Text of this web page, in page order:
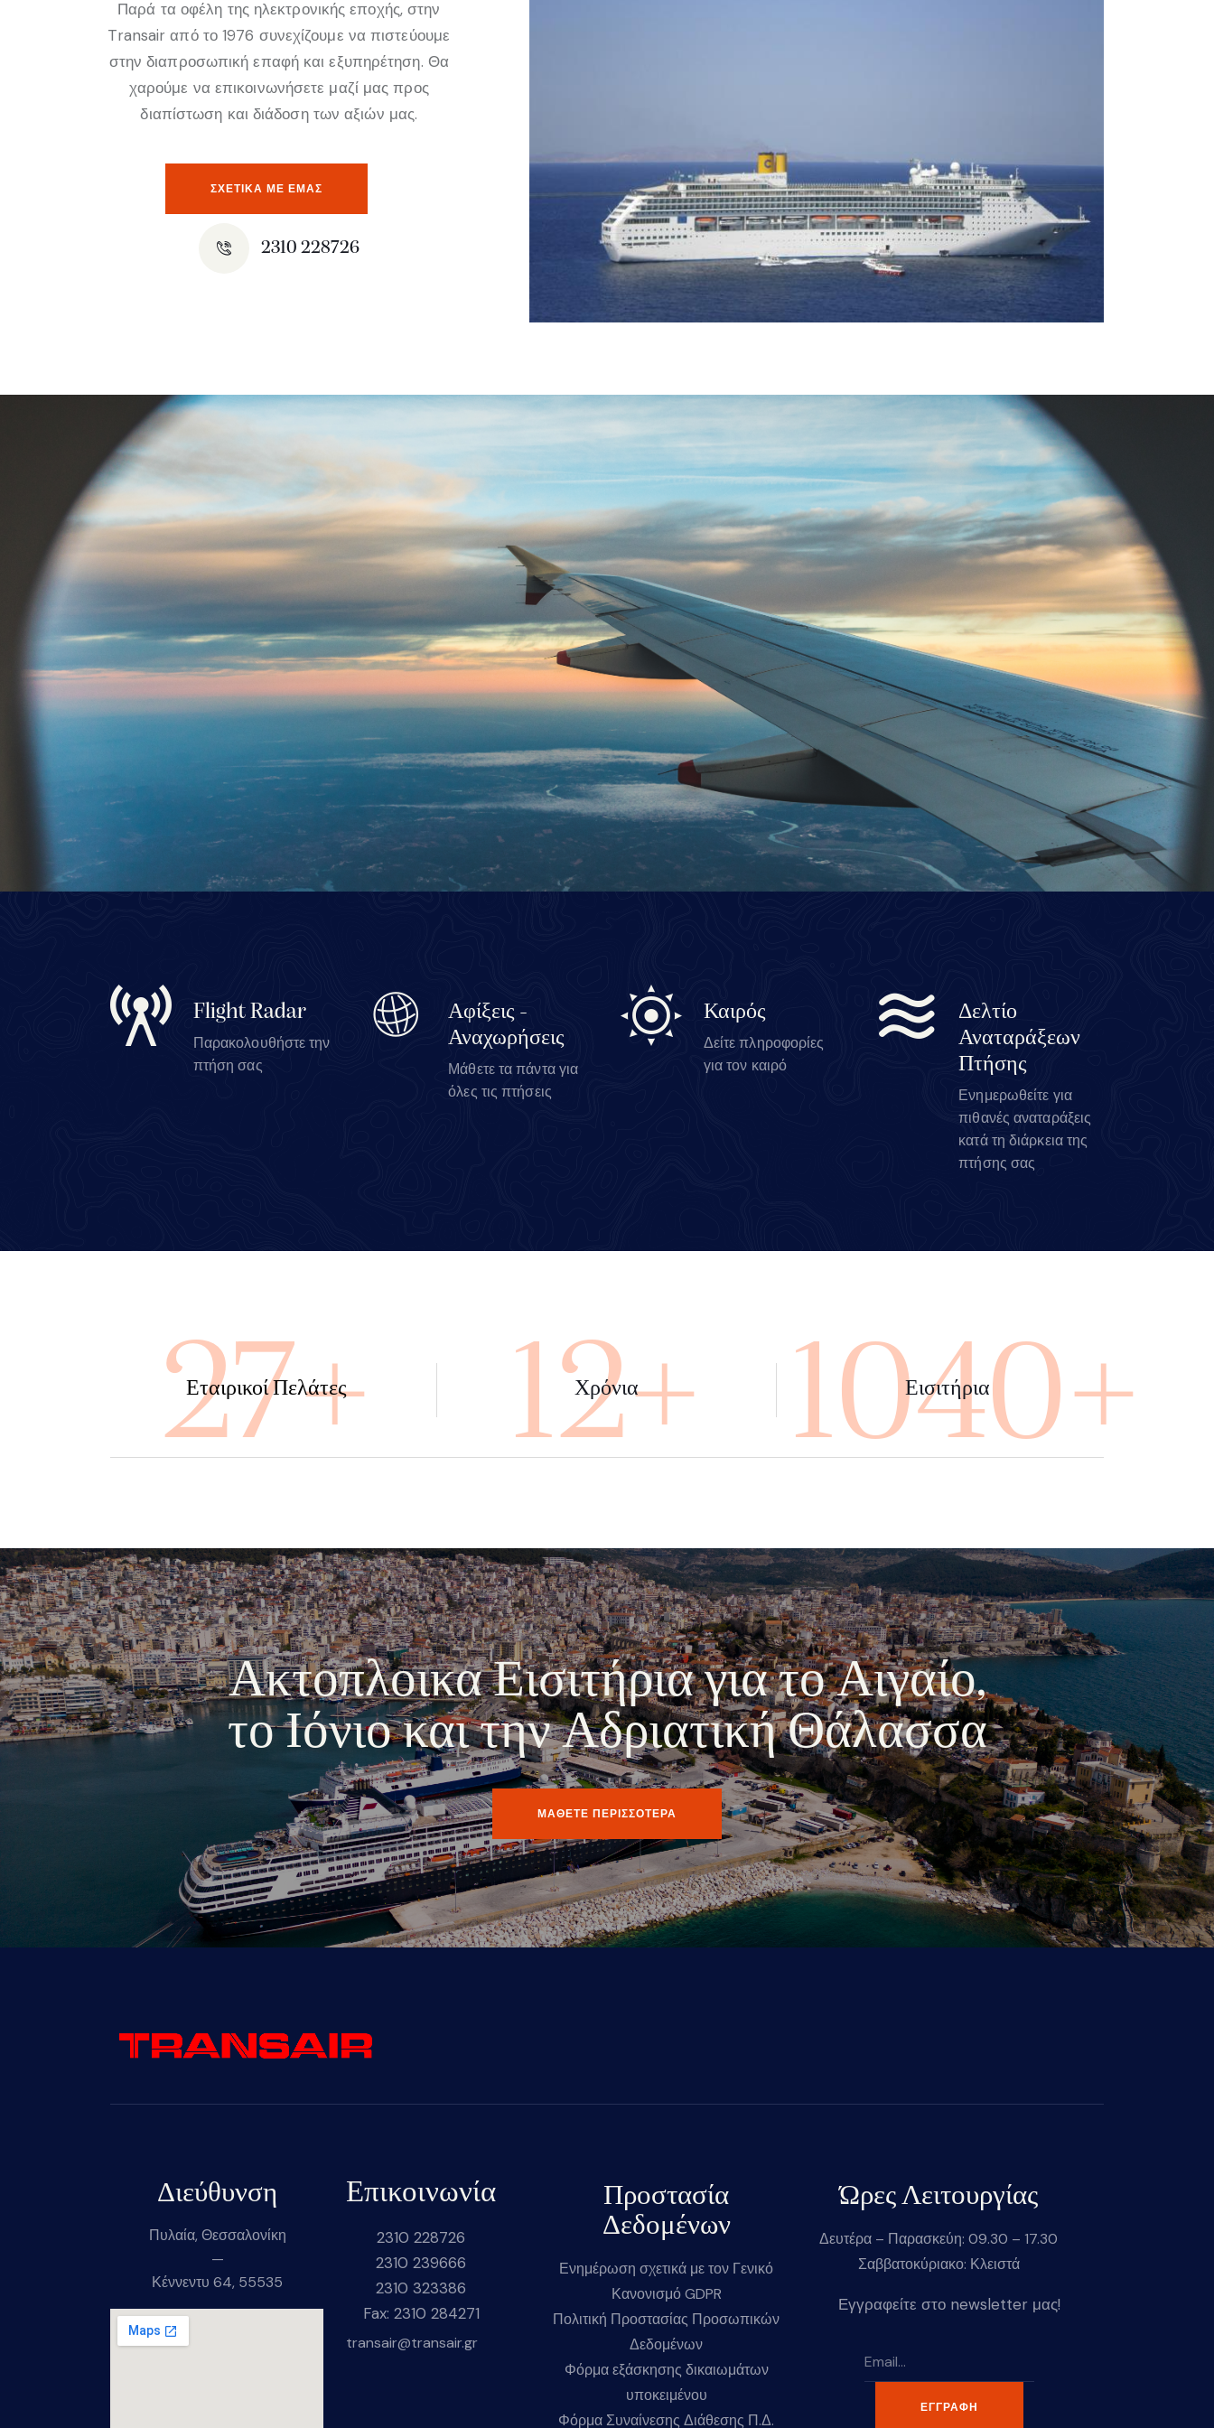
Παρά τα οφέλη της ηλεκτρονικής εποχής, στην
Transair από το 1976 συνεχίζουμε να πιστεύουμε
στην διαπροσωπική επαφή και εξυπηρέτηση. Θα
χαρούμε να επικοινωνήσετε μαζί μας προς
διαπίστωση και διάδοση των αξιών μας.
ΣΧΕΤΙΚΆ ΜΕ ΕΜΑΣ
2310 228726
Flight Radar
Παρακολουθήστε την
πτήση σας
Αφίξεις -
Αναχωρήσεις
Μάθετε τα πάντα για
όλες τις πτήσεις
Καιρός
Δείτε πληροφορίες
για τον καιρό
Δελτίο
Αναταράξεων
Πτήσης
Ενημερωθείτε για
πιθανές αναταράξεις
κατά τη διάρκεια της
πτήσης σας
100+
Εταιρικοί Πελάτες 45+
Χρόνια 4000+
Εισιτήρια
Ακτοπλοικα Εισιτήρια για το Αιγαίο,
το Ιόνιο και την Αδριατική Θάλασσα
ΜΑΘΕΤΕ ΠΕΡΙΣΣΟΤΕΡΑ
Διεύθυνση
Πυλαία, Θεσσαλονίκη
—
Κέννεντυ 64, 55535
Επικοινωνία
2310 228726
2310 239666
2310 323386
Fax: 2310 284271
transair@transair.gr
Προστασία
Δεδομένων
Ενημέρωση σχετικά με τον Γενικό
Κανονισμό GDPR
Πολιτική Προστασίας Προσωπικών
Δεδομένων
Φόρμα εξάσκησης δικαιωμάτων
υποκειμένου
Φόρμα Συναίνεσης Διάθεσης Π.Δ.
Ώρες Λειτουργίας
Δευτέρα – Παρασκεύη: 09.30 – 17.30
Σαββατοκύριακο: Κλειστά
Εγγραφείτε στο newsletter μας!
ΕΓΓΡΑΦΉ